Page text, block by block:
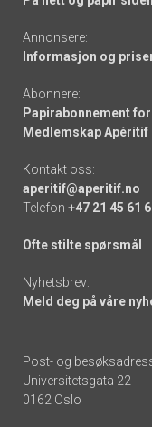
Annonsere:
Informasjon og
Abonnere:
Papirabonnement
Medlemskap
Kontakt oss:
aperitif@aperitif.no
Telefon +47 21 45 61
Ofte stilte spørsmål
Nyhetsbrev:
Meld deg på våre
Post- og
Universitetsgata 22
0162 Oslo